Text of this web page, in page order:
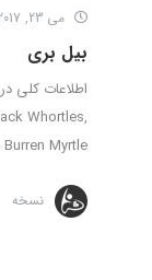
می 23, 2017
بیل بری
Whortles,
Myrtle, ...
نسخه